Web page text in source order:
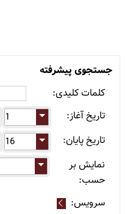
جستجوی پیشرفته
کلمات کلیدی:
تاریخ آغاز:
تاریخ پایان:
نمایش بر
حسب:
سرویس: